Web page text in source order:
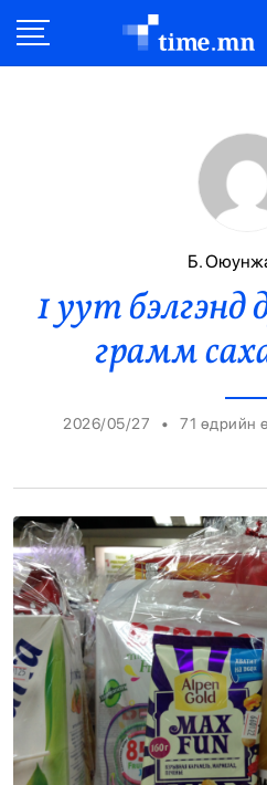
Эдийн Засаг
Эрүүл Мэнд
Орон Нутаг
Спорт
Эрэн
Б.
1 уут
грамм
2026/05/27 • 71 өдрийн